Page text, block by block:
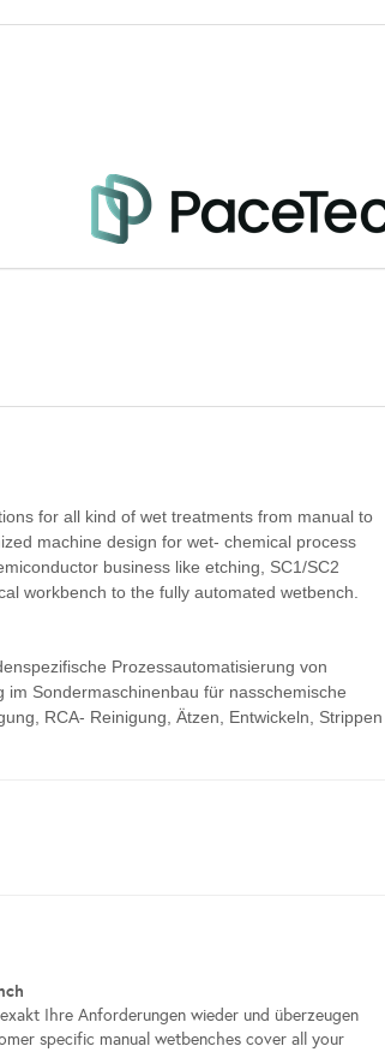
for all kind of wet treatments from manual to
machine design for wet- chemical process
business like etching, SC1/SC2
workbench to the fully automated wetbench.
Prozessautomatisierung von
Sondermaschinenbau für nasschemische
RCA- Reinigung, Ätzen, Entwickeln, Strippen
Ihre Anforderungen wieder und überzeugen
specific manual wetbenches cover all your